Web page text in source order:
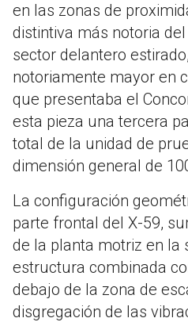
en las zonas de
distintiva más notoria
sector delantero
notoriamente mayor en
que presentaba el
esta pieza una tercera
total de la unidad de
dimensión general de
La configuración
parte frontal del X-59,
de la planta motriz en la
estructura combinada
debajo de la zona de
disgregación de las